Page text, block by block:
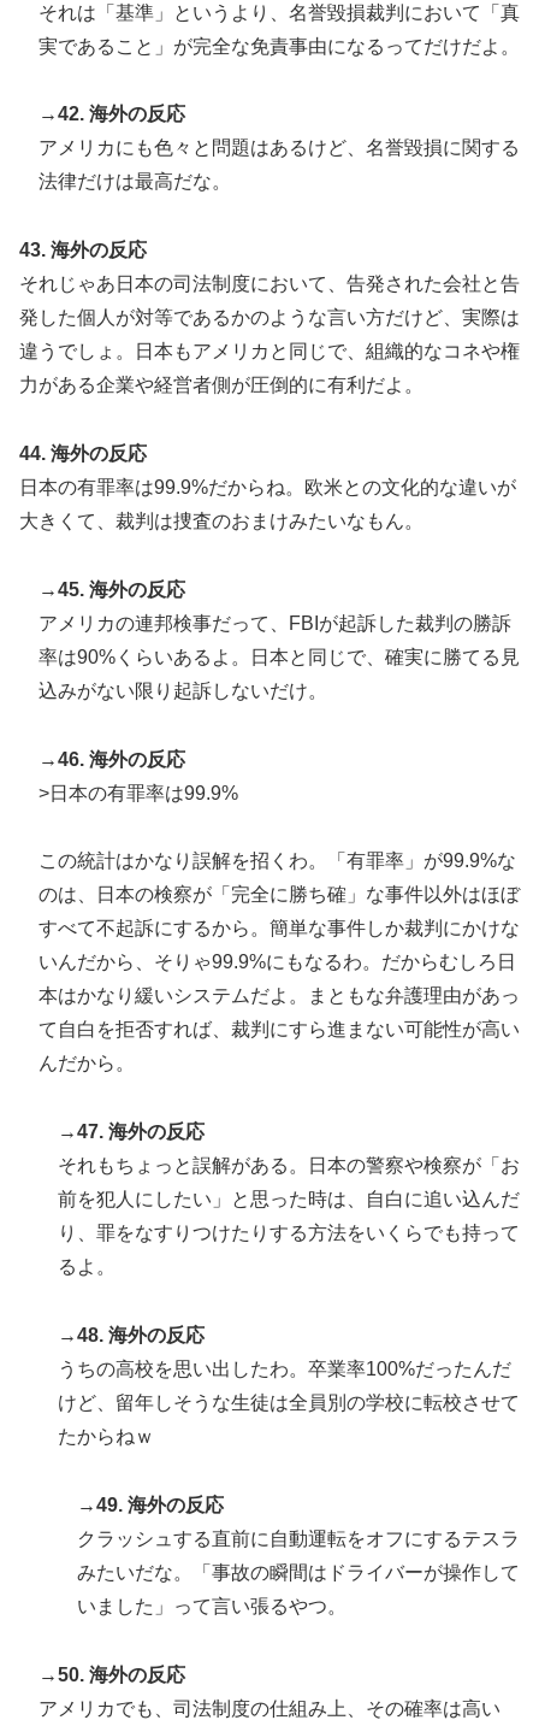
それは「基準」というより、名誉毀損裁判において「真
実であること」が完全な免責事由になるってだけだよ。
→42. 海外の反応
アメリカにも色々と問題はあるけど、名誉毀損に関する
法律だけは最高だな。
43. 海外の反応
それじゃあ日本の司法制度において、告発された会社と告
発した個人が対等であるかのような言い方だけど、実際は
違うでしょ。日本もアメリカと同じで、組織的なコネや権
力がある企業や経営者側が圧倒的に有利だよ。
44. 海外の反応
日本の有罪率は99.9%だからね。欧米との文化的な違いが
大きくて、裁判は捜査のおまけみたいなもん。
→45. 海外の反応
アメリカの連邦検事だって、FBIが起訴した裁判の勝訴
率は90%くらいあるよ。日本と同じで、確実に勝てる見
込みがない限り起訴しないだけ。
→46. 海外の反応
>日本の有罪率は99.9%
この統計はかなり誤解を招くわ。「有罪率」が99.9%な
のは、日本の検察が「完全に勝ち確」な事件以外はほぼ
すべて不起訴にするから。簡単な事件しか裁判にかけな
いんだから、そりゃ99.9%にもなるわ。だからむしろ日
本はかなり緩いシステムだよ。まともな弁護理由があっ
て自白を拒否すれば、裁判にすら進まない可能性が高い
んだから。
→47. 海外の反応
それもちょっと誤解がある。日本の警察や検察が「お
前を犯人にしたい」と思った時は、自白に追い込んだ
り、罪をなすりつけたりする方法をいくらでも持って
るよ。
→48. 海外の反応
うちの高校を思い出したわ。卒業率100%だったんだ
けど、留年しそうな生徒は全員別の学校に転校させて
たからねｗ
→49. 海外の反応
クラッシュする直前に自動運転をオフにするテスラ
みたいだな。「事故の瞬間はドライバーが操作して
いました」って言い張るやつ。
→50. 海外の反応
アメリカでも、司法制度の仕組み上、その確率は高い